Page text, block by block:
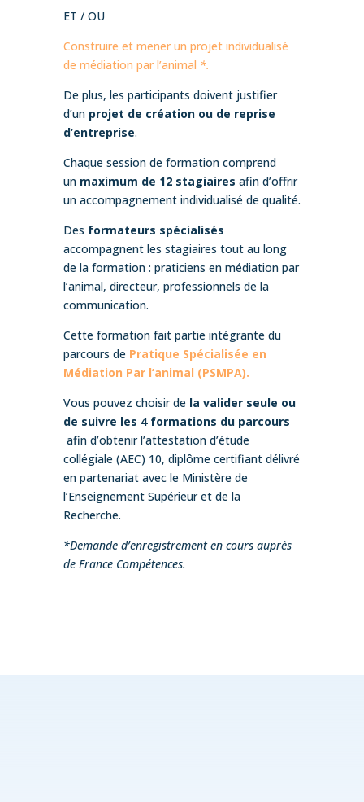
ET / OU
Construire et mener un projet individualisé
de médiation par l’animal *.
De plus, les participants doivent justifier
d’un projet de création ou de reprise
d’entreprise.
Chaque session de formation comprend
un maximum de 12 stagiaires afin d’offrir
un accompagnement individualisé de qualité.
Des formateurs spécialisés
accompagnent les stagiaires tout au long
de la formation : praticiens en médiation par
l’animal, directeur, professionnels de la
communication.
Cette formation fait partie intégrante du
parcours de Pratique Spécialisée en
Médiation Par l’animal (PSMPA).
Vous pouvez choisir de la valider seule ou
de suivre les 4 formations du parcours
afin d’obtenir l’attestation d’étude
collégiale (AEC) 10, diplôme certifiant délivré
en partenariat avec le Ministère de
l’Enseignement Supérieur et de la
Recherche.
*Demande d’enregistrement en cours auprès
de France Compétences.